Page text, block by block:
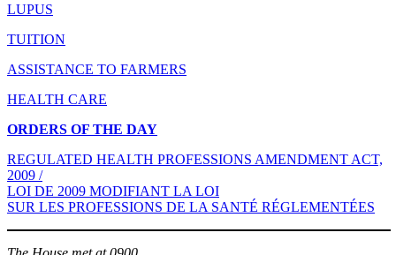
LUPUS
TUITION
ASSISTANCE TO FARMERS
HEALTH CARE
ORDERS OF THE DAY
REGULATED HEALTH PROFESSIONS AMENDMENT ACT,
2009 /
LOI DE 2009 MODIFIANT LA LOI
SUR LES PROFESSIONS DE LA SANTÉ RÉGLEMENTÉES